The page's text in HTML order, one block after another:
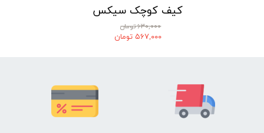
کیف کوچک سیکس
۶۳۰,۰۰۰ تومان
۵۶۷,۰۰۰ تومان